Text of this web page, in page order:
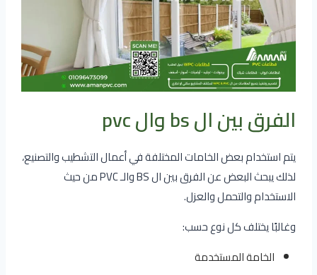
الفرق بين ال bs وال pvc
يتم استخدام بعض الخامات المختلفة في أعمال التشطيب والتصنيع،
لذلك يبحث البعض عن الفرق بين ال BS والـ PVC من حيث
الاستخدام والتحمل والعزل.
وغالبًا يختلف كل نوع حسب:
الخامة المستخدمة